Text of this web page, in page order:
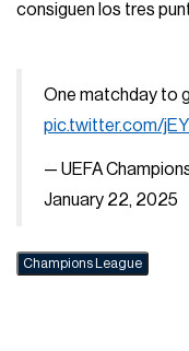
consiguen los tres
One matchday to
pic.twitter.com/
— UEFA
January 22, 2025
Champions League